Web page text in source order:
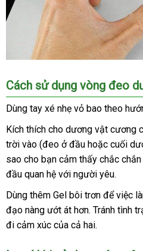
Vòng
mặt
trời
đeo
dương
vật
DC60J
nổi
tiếng
được
làm
từ
chất
liệu
Cách sử dụng vòng đeo
Dùng tay xé nhẹ vỏ bao theo
Kích thích cho dương vật cương
trời vào (đeo ở đầu nổi
tiếng
hoặc cuối
sao cho bạn cảm thấy chắc chắn
đầu quan hệ sản
xuất
với người yêu.
Dùng thêm Gel bôi trơn mua
sắm
để việc
đạo nàng ướt át hơnNhật
Bản
. Tránh tình
đi cảm xúc tư
của cả hai.